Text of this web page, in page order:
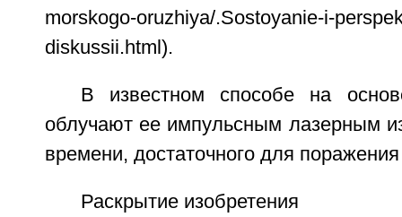
morskogo-oruzhiya/.Sostoyanie-i-
diskussii.html).
В известном способе на
облучают ее импульсным лазерным
времени, достаточного для
Раскрытие изобретения